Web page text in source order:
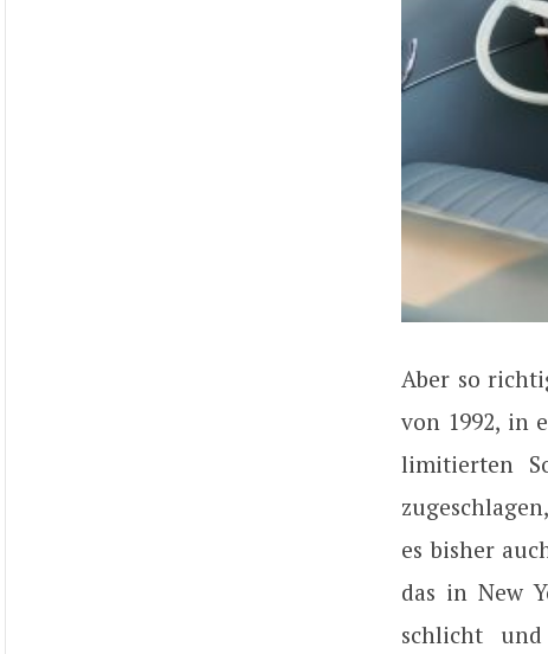
Aber so
von 1992, in
limitierten
es bisher
das in New
schlicht